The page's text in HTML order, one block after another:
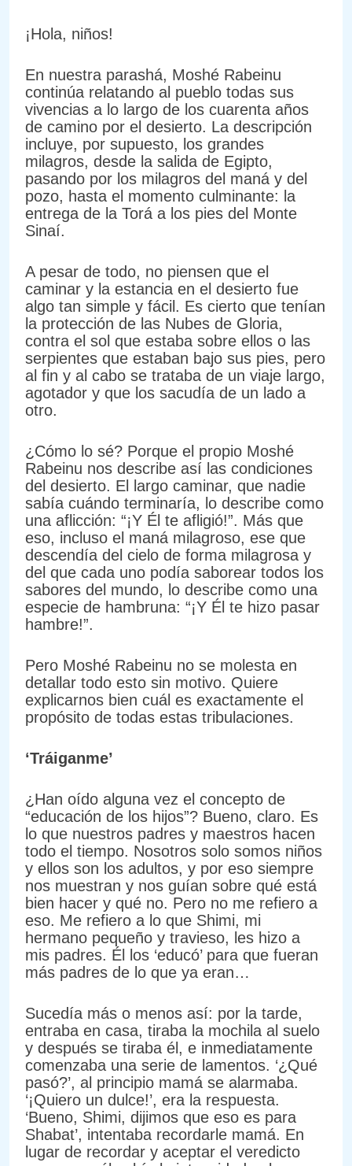
¡Hola, niños!
En nuestra parashá, Moshé Rabeinu
continúa relatando al pueblo todas sus
vivencias a lo largo de los cuarenta años
de camino por el desierto. La descripción
incluye, por supuesto, los grandes
milagros, desde la salida de Egipto,
pasando por los milagros del maná y del
pozo, hasta el momento culminante: la
entrega de la Torá a los pies del Monte
Sinaí.
A pesar de todo, no piensen que el
caminar y la estancia en el desierto fue
algo tan simple y fácil. Es cierto que tenían
la protección de las Nubes de Gloria,
contra el sol que estaba sobre ellos o las
serpientes que estaban bajo sus pies, pero
al fin y al cabo se trataba de un viaje largo,
agotador y que los sacudía de un lado a
otro.
¿Cómo lo sé? Porque el propio Moshé
Rabeinu nos describe así las condiciones
del desierto. El largo caminar, que nadie
sabía cuándo terminaría, lo describe como
una aflicción: “¡Y Él te afligió!”. Más que
eso, incluso el maná milagroso, ese que
descendía del cielo de forma milagrosa y
del que cada uno podía saborear todos los
sabores del mundo, lo describe como una
especie de hambruna: “¡Y Él te hizo pasar
hambre!”.
Pero Moshé Rabeinu no se molesta en
detallar todo esto sin motivo. Quiere
explicarnos bien cuál es exactamente el
propósito de todas estas tribulaciones.
‘Tráiganme’
¿Han oído alguna vez el concepto de
“educación de los hijos”? Bueno, claro. Es
lo que nuestros padres y maestros hacen
todo el tiempo. Nosotros solo somos niños
y ellos son los adultos, y por eso siempre
nos muestran y nos guían sobre qué está
bien hacer y qué no. Pero no me refiero a
eso. Me refiero a lo que Shimi, mi
hermano pequeño y travieso, les hizo a
mis padres. Él los ‘educó’ para que fueran
más padres de lo que ya eran…
Sucedía más o menos así: por la tarde,
entraba en casa, tiraba la mochila al suelo
y después se tiraba él, e inmediatamente
comenzaba una serie de lamentos. ‘¿Qué
pasó?’, al principio mamá se alarmaba.
‘¡Quiero un dulce!’, era la respuesta.
‘Bueno, Shimi, dijimos que eso es para
Shabat’, intentaba recordarle mamá. En
lugar de recordar y aceptar el veredicto